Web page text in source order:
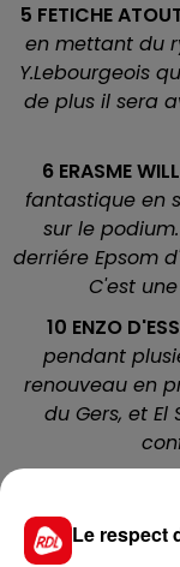
5 FETICHE
en mettant du
Y.Lebourgeois
de plus il sera
6 ERASME
fantastique en
sur le
derriére Epsom
C'est
10 ENZO
pendant
renouveau en
du Gers, et El
dans le quinté
mais il a le
Le respect